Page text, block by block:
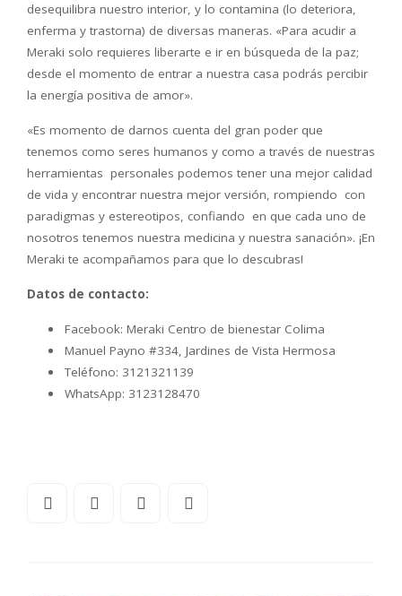
desequilibra nuestro interior, y lo contamina (lo deteriora,
enferma y trastorna) de diversas maneras. «Para acudir a
Meraki solo requieres liberarte e ir en búsqueda de la paz;
desde el momento de entrar a nuestra casa podrás percibir
la energía positiva de amor».
«Es momento de darnos cuenta del gran poder que
tenemos como seres humanos y como a través de nuestras
herramientas personales podemos tener una mejor calidad
de vida y encontrar nuestra mejor versión, rompiendo con
paradigmas y estereotipos, confiando en que cada uno de
nosotros tenemos nuestra medicina y nuestra sanación». ¡En
Meraki te acompañamos para que lo descubras!
Datos de contacto:
Facebook: Meraki Centro de bienestar Colima
Manuel Payno #334, Jardines de Vista Hermosa
Teléfono: 3121321139
WhatsApp: 3123128470